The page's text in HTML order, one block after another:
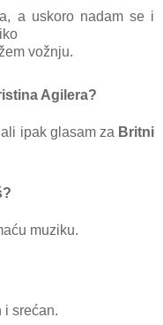
a uskoro nadam se i
vožnju.
Agilera?
ipak glasam za Britni
muziku.
i srećan.